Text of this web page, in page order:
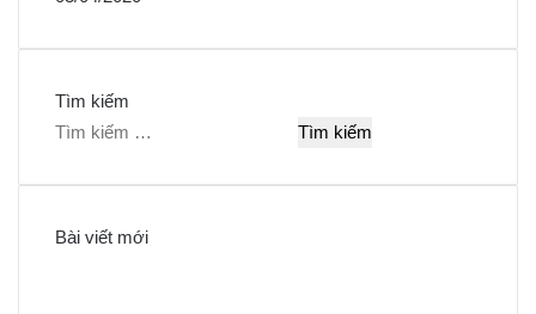
Tìm kiếm
T
Bài viết mới